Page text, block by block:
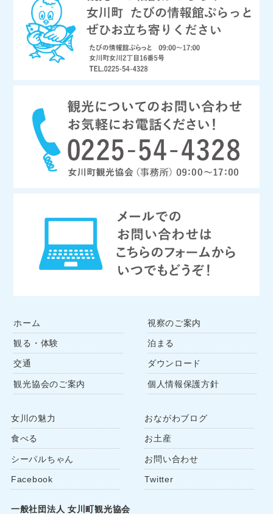
ホーム
観る・体験
交通
観光協会のご案内
視察のご案内
泊まる
ダウンロード
個人情報保護方針
女川の魅力
食べる
シーパルちゃん
Facebook
おながわブログ
お土産
お問い合わせ
Twitter
一般社団法人 女川町観光協会